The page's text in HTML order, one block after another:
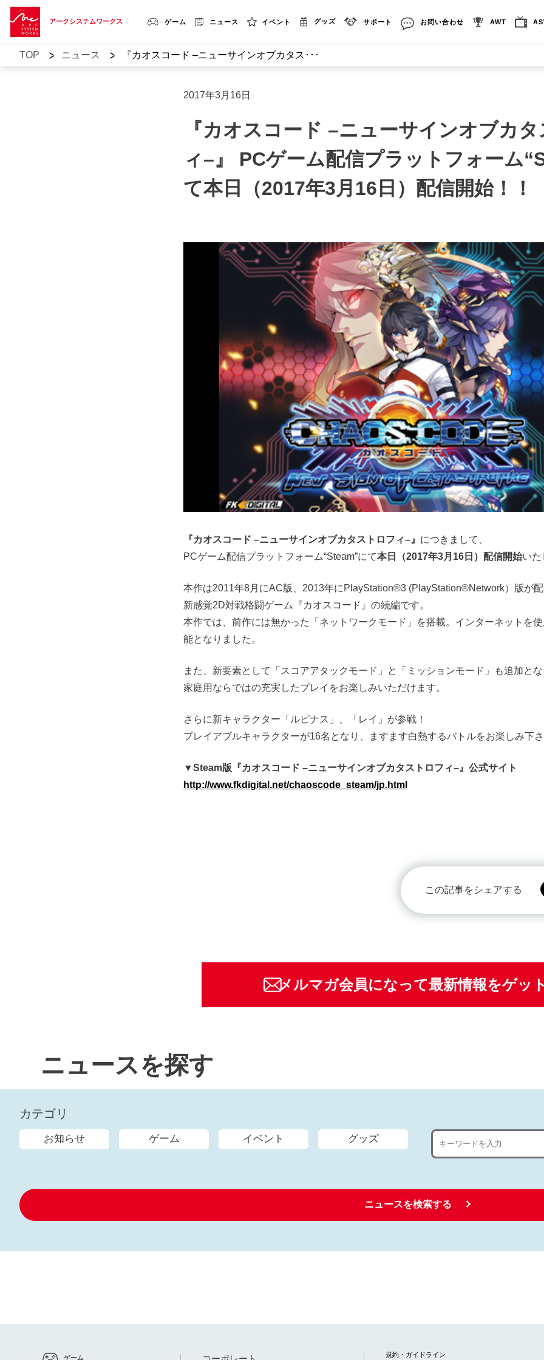
アークシステムワークス ゲーム ニュース イベント グッズ サポート お問い合わせ AWT
TOP > ニュース > 『カオスコード –ニューサインオブカタス･･･
2017年3月16日
『カオスコード –ニューサインオブカ
ィ–』 PCゲーム配信プラットフォーム
て本日（2017年3月16日）配信開始！！
『カオスコード –ニューサインオブカタストロフィ–』 につきまして、
PCゲーム配信プラットフォーム“Steam”にて本日（2017年3月16日）配信開始いた
本作は2011年8月にAC版、2013年にPlayStation®3 (PlayStation®Network）版が
新感覚2D対戦格闘ゲーム『カオスコード』の続編です。
本作では、前作には無かった「ネットワークモード」を搭載。インターネットを
能となりました。
また、新要素として「スコアアタックモード」と「ミッションモード」も追加と
家庭用ならではの充実したプレイをお楽しみいただけます。
さらに新キャラクター「ルピナス」、「レイ」が参戦！
プレイアブルキャラクターが16名となり、ますます白熱するバトルをお楽しみ下
▼Steam版『カオスコード –ニューサインオブカタストロフィ–』公式サイト
http://www.fkdigital.net/chaoscode_steam/jp.html
この記事をシェアする
メルマガ会員になって最新情報をゲッ
ニュースを探す
カテゴリ
お知らせ ゲーム イベント グッズ
ニュースを検索する
ゲーム 規約・ガイドライン